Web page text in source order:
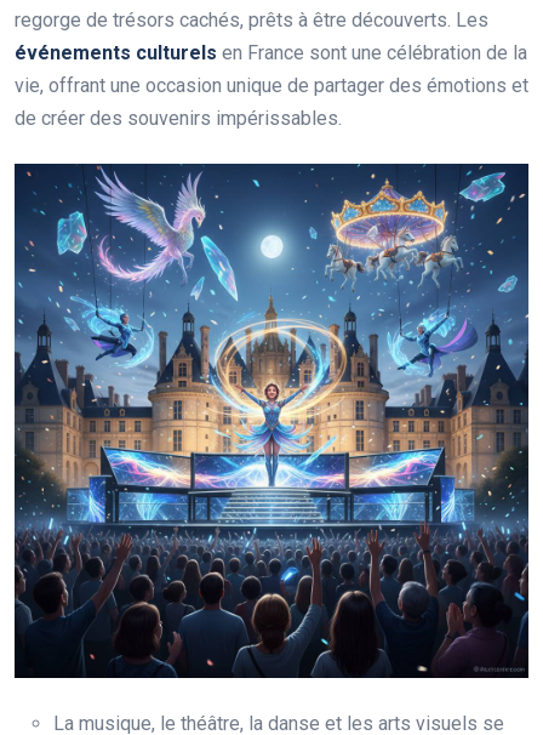
regorge de trésors cachés, prêts à être découverts. Les
événements culturels en France sont une célébration de la
vie, offrant une occasion unique de partager des émotions et
de créer des souvenirs impérissables.
La musique, le théâtre, la danse et les arts visuels se